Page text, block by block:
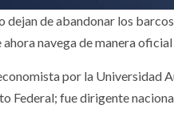
dejan de abandonar los
ahora navega de manera
por la Universidad
Federal; fue dirigente
de
en costas
y